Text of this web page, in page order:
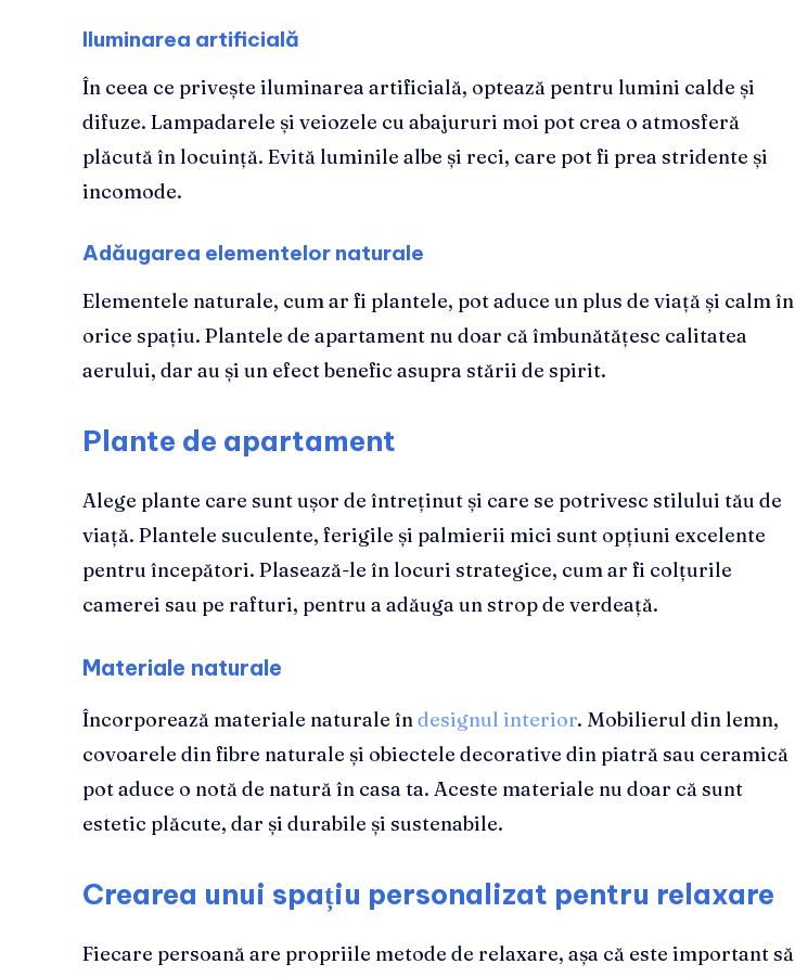
Iluminarea artificială
În ceea ce privește iluminarea artificială, optează pentru lumini calde și
difuze. Lampadarele și veiozele cu abajururi moi pot crea o atmosferă
plăcută în locuință. Evită luminile albe și reci, care pot fi prea stridente și
incomode.
Adăugarea elementelor naturale
Elementele naturale, cum ar fi plantele, pot aduce un plus de viață și calm în
orice spațiu. Plantele de apartament nu doar că îmbunătățesc calitatea
aerului, dar au și un efect benefic asupra stării de spirit.
Plante de apartament
Alege plante care sunt ușor de întreținut și care se potrivesc stilului tău de
viață. Plantele suculente, ferigile și palmierii mici sunt opțiuni excelente
pentru începători. Plasează-le în locuri strategice, cum ar fi colțurile
camerei sau pe rafturi, pentru a adăuga un strop de verdeață.
Materiale naturale
Încorporează materiale naturale îndesignul interior. Mobilierul din lemn,
covoarele din fibre naturale și obiectele decorative din piatră sau ceramică
pot aduce o notă de natură în casa ta. Aceste materiale nu doar că sunt
estetic plăcute, dar și durabile și sustenabile.
Crearea unui spațiu personalizat pentru relaxare
Fiecare persoană are propriile metode de relaxare, așa că este important să